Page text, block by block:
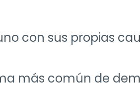
con sus propias
más común de